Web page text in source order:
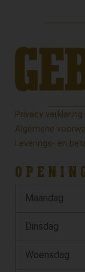
Privacy verklaring
Algemene
Leverings- en
Maandag
Dinsdag
Woensdag